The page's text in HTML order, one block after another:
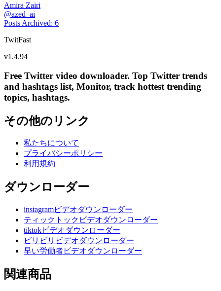
Amira Zairi
@azed_ai
Posts Archived: 6
TwitFast
v1.4.94
Free Twitter video downloader. Top Twitter trends
and hashtags list, Monitor, track hottest trending
topics, hashtags.
その他のリンク
私たちについて
プライバシーポリシー
利用規約
ダウンローダー
instagramビデオダウンローダー
ティックトックビデオダウンローダー
tiktokビデオダウンローダー
ビリビリビデオダウンローダー
早い労働者ビデオダウンローダー
関連商品